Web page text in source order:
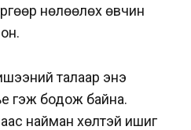
нөлөөлөх өвчин
талаар энэ
гэж бодож байна.
найман хөлтэй ишиг